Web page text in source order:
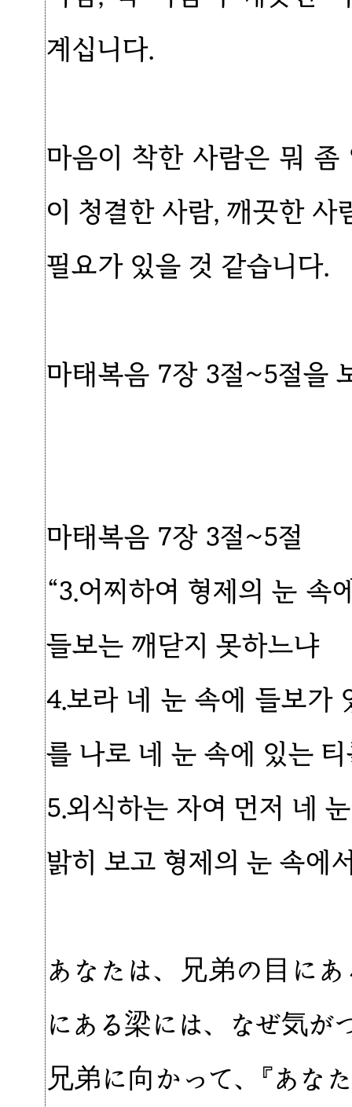
계십니다.
마음이 착한 사람은 뭐
이 청결한 사람, 깨끗한 사
필요가 있을 것 같습니다.
마태복음 7장 3절~5절을
마태복음 7장 3절~5절
“3.어찌하여 형제의 눈 속
들보는 깨닫지 못하느냐
4.보라 네 눈 속에 들보가
를 나로 네 눈 속에 있는
5.외식하는 자여 먼저 네
밝히 보고 형제의 눈 속에
あなたは、兄弟の目に
にある梁には、なぜ気が
兄弟に向かって、『あな